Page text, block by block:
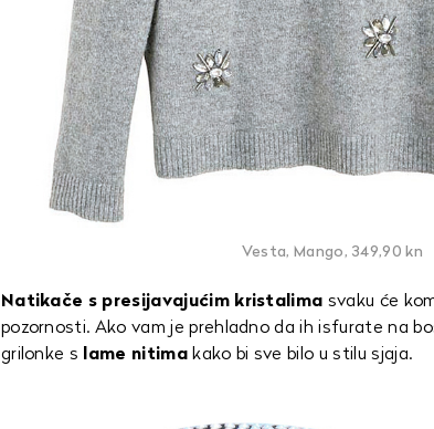
Vesta, Mango, 349,90 kn
Natikače s presijavajućim kristalima svaku će
pozornosti. Ako vam je prehladno da ih isfurate na
grilonke s
lame nitimakako bi sve bilo u stilu sjaja.